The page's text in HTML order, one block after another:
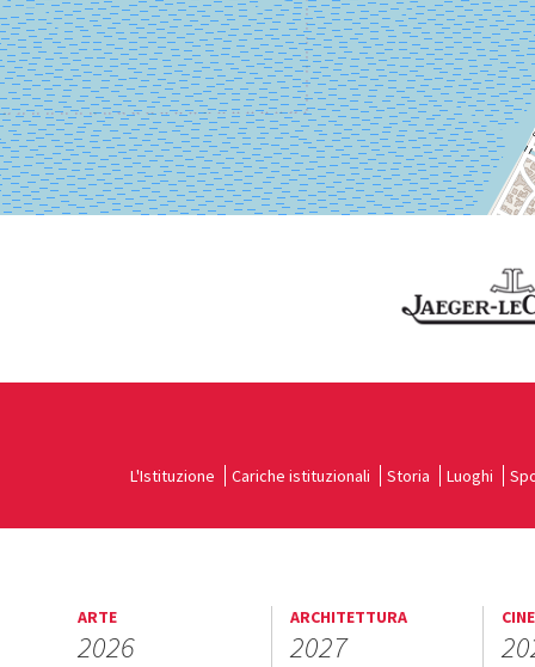
L'Istituzione Cariche istituzionali Storia Luoghi
ARTE
2026
ARCHITETTURA
2027